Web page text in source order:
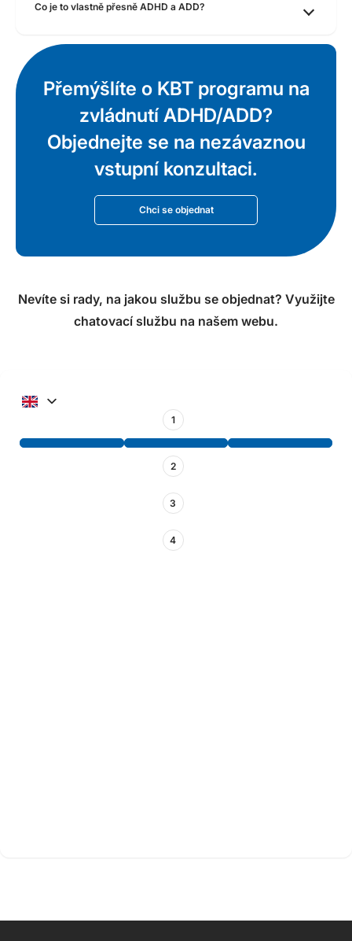
Co je to vlastně přesně ADHD a ADD?
Přemýšlíte o KBT programu na
zvládnutí ADHD/ADD?
Objednejte se na nezávaznou
vstupní konzultaci.
Chci se objednat
Nevíte si rady, na jakou službu se objednat? Využijte
chatovací službu na našem webu.
1
2
3
4